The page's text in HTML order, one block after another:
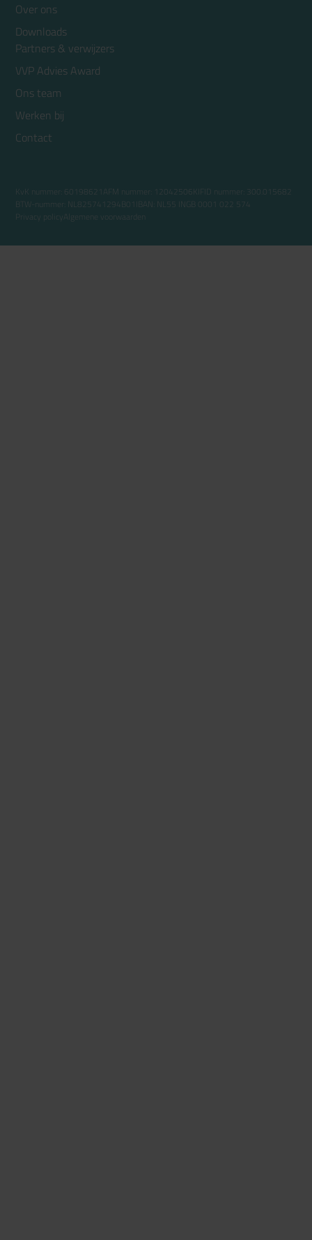
Over ons
Downloads
Partners & verwijzers
VVP Advies Award
Ons team
Werken bij
Contact
KvK nummer: 60198621 AFM nummer: 12042506 KIFID nummer: 300.015682
BTW-nummer: NL825741294B01
IBAN: NL55 INGB 0001 022 574
Privacy policy Algemene voorwaarden